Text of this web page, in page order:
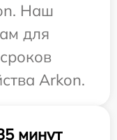
Наш
для
Arkon.
минут